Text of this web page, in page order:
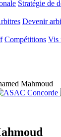
Stratégie de
Devenir
Compétitions Vis
Mahmoud